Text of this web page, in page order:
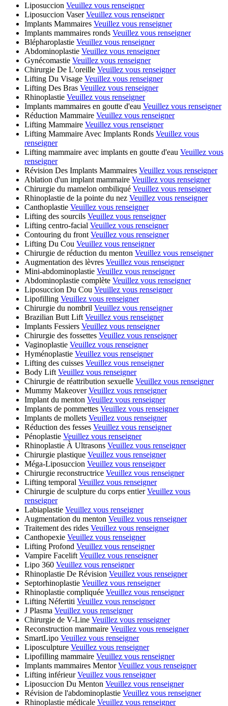
Liposuccion Veuillez vous renseigner
Liposuccion Vaser Veuillez vous renseigner
Implants Mammaires Veuillez vous renseigner
Implants mammaires ronds Veuillez vous renseigner
Blépharoplastie Veuillez vous renseigner
Abdominoplastie Veuillez vous renseigner
Gynécomastie Veuillez vous renseigner
Chirurgie De L'oreille Veuillez vous renseigner
Lifting Du Visage Veuillez vous renseigner
Lifting Des Bras Veuillez vous renseigner
Rhinoplastie Veuillez vous renseigner
Implants mammaires en goutte d'eau Veuillez vous renseigner
Réduction Mammaire Veuillez vous renseigner
Lifting Mammaire Veuillez vous renseigner
Lifting Mammaire Avec Implants Ronds Veuillez vous
renseigner
Lifting mammaire avec implants en goutte d'eau Veuillez vous
renseigner
Révision Des Implants Mammaires Veuillez vous renseigner
Ablation d'un implant mammaire Veuillez vous renseigner
Chirurgie du mamelon ombiliqué Veuillez vous renseigner
Rhinoplastie de la pointe du nez Veuillez vous renseigner
Canthoplastie Veuillez vous renseigner
Lifting des sourcils Veuillez vous renseigner
Lifting centro-facial Veuillez vous renseigner
Contouring du front Veuillez vous renseigner
Lifting Du Cou Veuillez vous renseigner
Chirurgie de réduction du menton Veuillez vous renseigner
Augmentation des lèvres Veuillez vous renseigner
Mini-abdominoplastie Veuillez vous renseigner
Abdominoplastie complète Veuillez vous renseigner
Liposuccion Du Cou Veuillez vous renseigner
Lipofilling Veuillez vous renseigner
Chirurgie du nombril Veuillez vous renseigner
Brazilian Butt Lift Veuillez vous renseigner
Implants Fessiers Veuillez vous renseigner
Chirurgie des fossettes Veuillez vous renseigner
Vaginoplastie Veuillez vous renseigner
Hyménoplastie Veuillez vous renseigner
Lifting des cuisses Veuillez vous renseigner
Body Lift Veuillez vous renseigner
Chirurgie de réattribution sexuelle Veuillez vous renseigner
Mummy Makeover Veuillez vous renseigner
Implant du menton Veuillez vous renseigner
Implants de pommettes Veuillez vous renseigner
Implants de mollets Veuillez vous renseigner
Réduction des fesses Veuillez vous renseigner
Pénoplastie Veuillez vous renseigner
Rhinoplastie À Ultrasons Veuillez vous renseigner
Chirurgie plastique Veuillez vous renseigner
Méga-Liposuccion Veuillez vous renseigner
Chirurgie reconstructrice Veuillez vous renseigner
Lifting temporal Veuillez vous renseigner
Chirurgie de sculpture du corps entier Veuillez vous
renseigner
Labiaplastie Veuillez vous renseigner
Augmentation du menton Veuillez vous renseigner
Traitement des rides Veuillez vous renseigner
Canthopexie Veuillez vous renseigner
Lifting Profond Veuillez vous renseigner
Vampire Facelift Veuillez vous renseigner
Lipo 360 Veuillez vous renseigner
Rhinoplastie De Révision Veuillez vous renseigner
Septorhinoplastie Veuillez vous renseigner
Rhinoplastie compliquée Veuillez vous renseigner
Lifting Néfertiti Veuillez vous renseigner
J Plasma Veuillez vous renseigner
Chirurgie de V-Line Veuillez vous renseigner
Reconstruction mammaire Veuillez vous renseigner
SmartLipo Veuillez vous renseigner
Liposculpture Veuillez vous renseigner
Lipofilling mammaire Veuillez vous renseigner
Implants mammaires Mentor Veuillez vous renseigner
Lifting inférieur Veuillez vous renseigner
Liposuccion Du Menton Veuillez vous renseigner
Révision de l'abdominoplastie Veuillez vous renseigner
Rhinoplastie médicale Veuillez vous renseigner